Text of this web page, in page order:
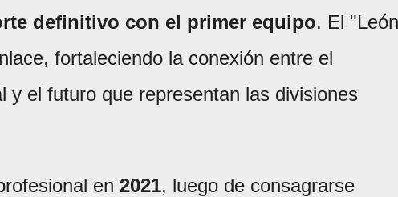
definitivo con el primer equipo. El
fortaleciendo la conexión entre el
y el futuro que representan las divisiones
en 2021, luego de consagrarse